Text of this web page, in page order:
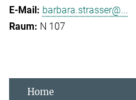
barbara.strasser@...
N 107
Home